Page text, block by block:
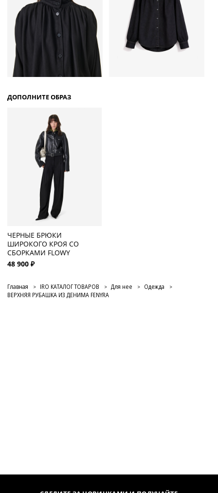
ДОПОЛНИТЕ ОБРАЗ
ЧЕРНЫЕ БРЮКИ
ШИРОКОГО КРОЯ СО
СБОРКАМИ FLOWY
48 900 ₽
Главная IRO КАТАЛОГ ТОВАРОВ Для нее
Одежда
ВЕРХНЯЯ РУБАШКА ИЗ ДЕНИМА FENYRA